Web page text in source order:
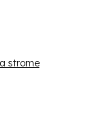
strome